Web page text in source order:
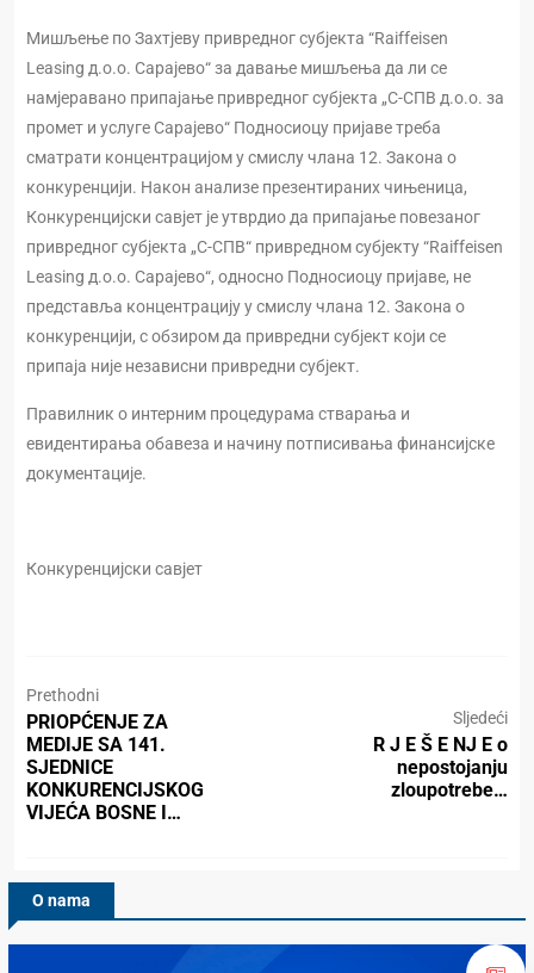
Мишљење по Захтјеву привредног субјекта “Raiffeisen
Leasing д.о.о. Сарајево“ за давање мишљења да ли се
намјеравано припајање привредног субјекта „С-СПВ д.о.о. за
промет и услуге Сарајево“ Подносиоцу пријаве треба
сматрати концентрацијом у смислу члана 12. Закона о
конкуренцији. Након анализе презентираних чињеница,
Конкуренцијски савјет је утврдио да припајање повезаног
привредног субјекта „С-СПВ“ привредном субјекту “Raiffeisen
Leasing д.о.о. Сарајево“, односно Подносиоцу пријаве, не
представља концентрацију у смислу члана 12. Закона о
конкуренцији, с обзиром да привредни субјект који се
припаја није независни привредни субјект.
Правилник о интерним процедурама стварања и
евидентирања обавеза и начину потписивања финансијске
документације.
Конкуренцијски савјет
Prethodni
PRIOPĆENJE ZA
MEDIJE SA 141.
SJEDNICE
KONKURENCIJSKOG
VIJEĆA BOSNE I…
Sljedeći
R J E Š E NJ E o
nepostojanju
zloupotrebe…
O nama